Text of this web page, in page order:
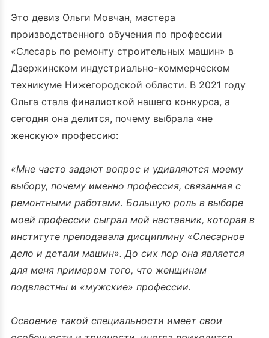
Это девиз Ольги Мовчан, мастера
производственного обучения по профессии
«Слесарь по ремонту строительных машин» в
Дзержинском индустриально-коммерческом
техникуме Нижегородской области. В 2021 году
Ольга стала финалисткой нашего конкурса, а
сегодня она делится, почему выбрала «не
женскую» профессию:
«Мне часто задают вопрос и удивляются моему
выбору, почему именно профессия, связанная с
ремонтными работами. Большую роль в выборе
моей профессии сыграл мой наставник, которая в
институте преподавала дисциплину «Слесарное
дело и детали машин». До сих пор она является
для меня примером того, что женщинам
подвластны и «мужские» профессии.
Освоение такой специальности имеет свои